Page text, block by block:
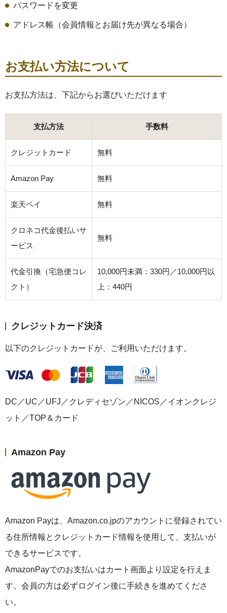
パスワードを変更
アドレス帳（会員情報とお届け先が異なる場合）
お支払い方法について
お支払方法は、下記からお選びいただけます
支払方法 手数料
クレジットカード 無料
Amazon Pay 無料
楽天ペイ 無料
クロネコ代金後払いサ
ービス
無料
代金引換（宅急便コレ
クト）
10,000円未満：330円／10,000円以
上：440円
クレジットカード決済
以下のクレジットカードが、ご利用いただけます。
DC／UC／UFJ／クレディセゾン／NICOS／イオンクレジ
ット／TOP＆カード
Amazon Pay
Amazon Payは、Amazon.co.jpのアカウントに登録されてい
る住所情報とクレジットカード情報を使用して、支払いが
できるサービスです。
AmazonPayでのお支払いはカート画面より設定を行えま
す。会員の方は必ずログイン後に手続きを進めてくださ
い。